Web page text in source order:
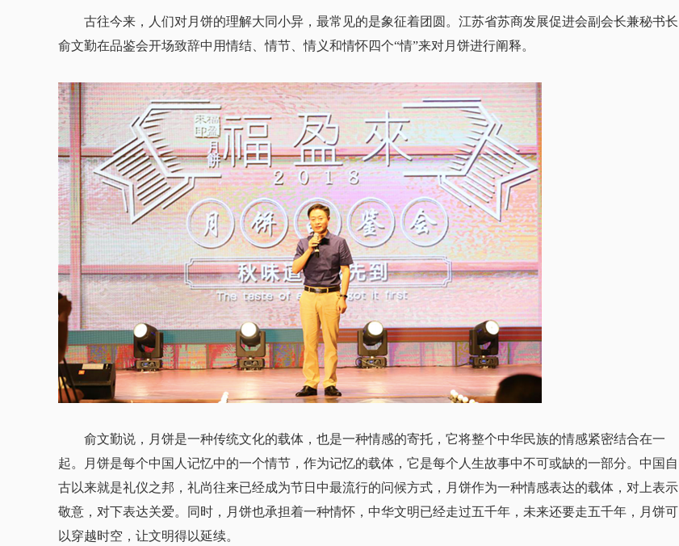
古往今来，人们对月饼的理解大同小异，最常见的是象征着团圆。江苏省苏商发展促进会副会长兼秘书长
俞文勤在品鉴会开场致辞中用情结、情节、情义和情怀四个“情”来对月饼进行阐释。
俞文勤说，月饼是一种传统文化的载体，也是一种情感的寄托，它将整个中华民族的情感紧密结合在一
起。月饼是每个中国人记忆中的一个情节，作为记忆的载体，它是每个人生故事中不可或缺的一部分。中国自
古以来就是礼仪之邦，礼尚往来已经成为节日中最流行的问候方式，月饼作为一种情感表达的载体，对上表示
敬意，对下表达关爱。同时，月饼也承担着一种情怀，中华文明已经走过五千年，未来还要走五千年，月饼可
以穿越时空，让文明得以延续。